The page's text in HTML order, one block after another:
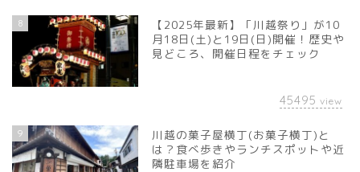
8
【2025年最新】「川越祭り」が10
月18日(土)と19日(日)開催！歴史や
見どころ、開催日程をチェック
45495 view
9
川越の菓子屋横丁(お菓子横丁)と
は？食べ歩きやランチスポットや近
隣駐車場を紹介